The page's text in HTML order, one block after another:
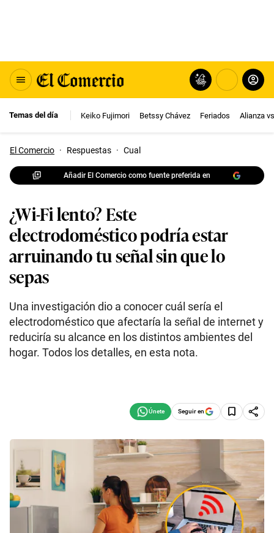
Temas del día Keiko Fujimori Betssy Chávez Feriados Alianza
El Comercio · Respuestas · Cual
Añadir El Comercio como fuente preferida en
¿Wi-Fi lento? Este
electrodoméstico podría estar
arruinando tu señal sin que lo
sepas
Una investigación dio a conocer cuál sería el
electrodoméstico que afectaría la señal de internet y
reduciría su alcance en los distintos ambientes del
hogar. Todos los detalles, en esta nota.
Seguir en